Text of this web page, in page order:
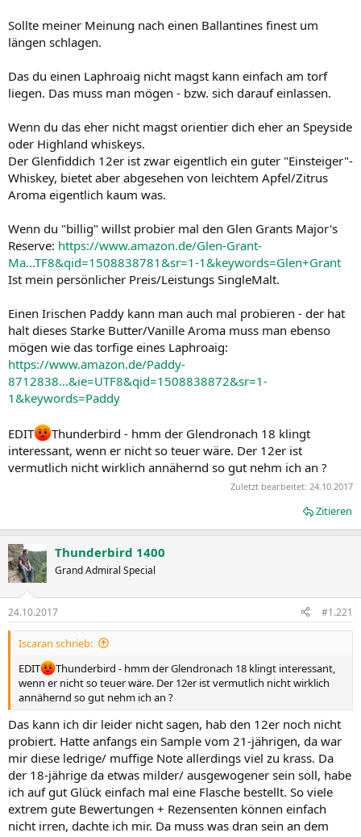
Sollte meiner Meinung nach einen Ballantines finest um
längen schlagen.
Das du einen Laphroaig nicht magst kann einfach am torf
liegen. Das muss man mögen - bzw. sich darauf einlassen.
Wenn du das eher nicht magst orientier dich eher an Speyside
oder Highland whiskeys.
Der Glenfiddich 12er ist zwar eigentlich ein guter "Einsteiger"-
Whiskey, bietet aber abgesehen von leichtem Apfel/Zitrus
Aroma eigentlich kaum was.
Wenn du "billig" willst probier mal den Glen Grants Major's
Reserve: https://www.amazon.de/Glen-Grant-
Ma...TF8&qid=1508838781&sr=1-1&keywords=Glen+Grant
Ist mein persönlicher Preis/Leistungs SingleMalt.
Einen Irischen Paddy kann man auch mal probieren - der hat
halt dieses Starke Butter/Vanille Aroma muss man ebenso
mögen wie das torfige eines Laphroaig:
https://www.amazon.de/Paddy-
8712838...&ie=UTF8&qid=1508838872&sr=1-
1&keywords=Paddy
EDIT
Thunderbird - hmm der Glendronach 18 klingt
interessant, wenn er nicht so teuer wäre. Der 12er ist
vermutlich nicht wirklich annähernd so gut nehm ich an ?
Zuletzt bearbeitet: 24.10.2017
Zitieren
Thunderbird 1400
Grand Admiral Special
24.10.2017 #1.221
Iscaran schrieb:
EDIT
Thunderbird - hmm der Glendronach 18 klingt interessant,
wenn er nicht so teuer wäre. Der 12er ist vermutlich nicht wirklich
annähernd so gut nehm ich an ?
Das kann ich dir leider nicht sagen, hab den 12er noch nicht
probiert. Hatte anfangs ein Sample vom 21-jährigen, da war
mir diese ledrige/ muffige Note allerdings viel zu krass. Da
der 18-jährige da etwas milder/ ausgewogener sein soll, habe
ich auf gut Glück einfach mal eine Flasche bestellt. So viele
extrem gute Bewertungen + Rezensenten können einfach
nicht irren, dachte ich mir. Da muss was dran sein an dem